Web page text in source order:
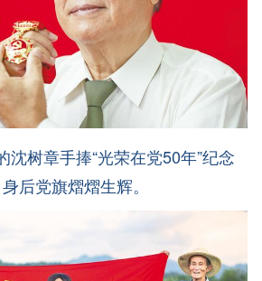
沈树章手捧“光荣在党50年”纪念
后党旗熠熠生辉。